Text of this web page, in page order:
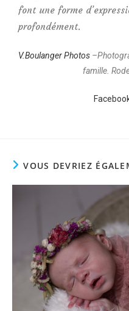
font une forme
profondément.
V.Boulanger Photos
famille.
VOUS DEVRIEZ